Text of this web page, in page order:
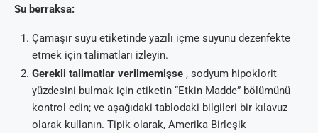
Su berraksa:
Çamaşır suyu etiketinde yazılı içme suyunu dezenfekte
etmek için talimatları izleyin.
Gerekli talimatlar verilmemişse , sodyum hipoklorit
yüzdesini bulmak için etiketin “Etkin Madde” bölümünü
kontrol edin; ve aşağıdaki tablodaki bilgileri bir kılavuz
olarak kullanın. Tipik olarak, Amerika Birleşik